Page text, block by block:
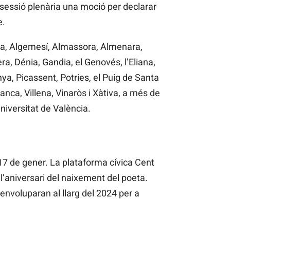
plenària una moció per declarar
Algemesí, Almassora, Almenara,
Dénia, Gandia, el Genovés, l’Eliana,
Picassent, Potries, el Puig de Santa
Villena, Vinaròs i Xàtiva, a més de
de València.
de gener. La plataforma cívica Cent
del naixement del poeta.
al llarg del 2024 per a